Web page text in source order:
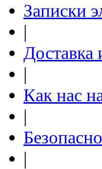
Записки
|
Доставка
|
Как нас
|
|